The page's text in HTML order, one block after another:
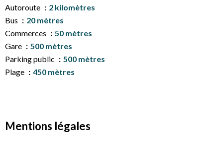
Autoroute
2 kilomètres
Bus
20 mètres
Commerces
50 mètres
Gare
500 mètres
Parking public
500 mètres
Plage
450 mètres
Mentions légales